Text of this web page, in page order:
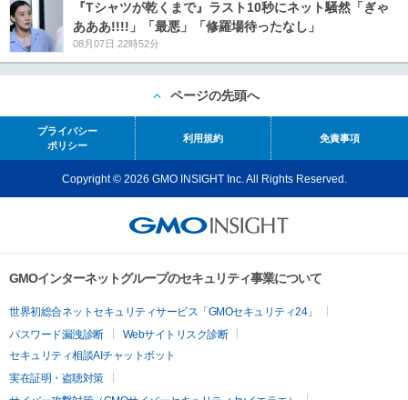
『Tシャツが乾くまで』ラスト10秒にネット騒然「ぎゃ
あああ!!!!」「最悪」「修羅場待ったなし」
08月07日 22時52分
ページの先頭へ
プライバシー
ポリシー
利用規約 免責事項
Copyright © 2026 GMO INSIGHT Inc. All Rights Reserved.
GMOインターネットグループのセキュリティ事業について
世界初総合ネットセキュリティサービス「GMOセキュリティ24」
パスワード漏洩診断
Webサイトリスク診断
セキュリティ相談AIチャットボット
実在証明・盗聴対策